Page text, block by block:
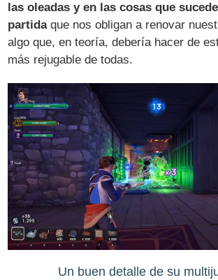
las oleadas y en las cosas que
partidaque nos obligan a renovar
algo que, en teoría, debería hacer de
más rejugable de todas.
Un buen detalle de su